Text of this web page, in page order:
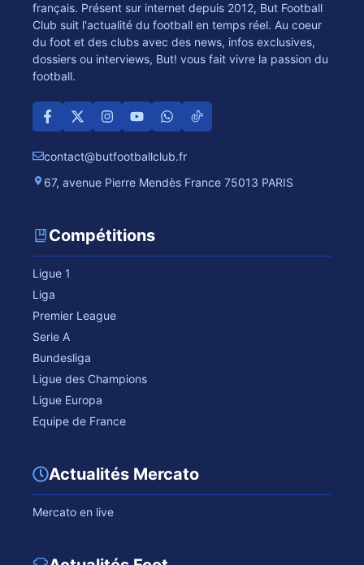
français. Présent sur internet depuis 2012, But Football
Club suit l'actualité du football en temps réel. Au coeur
du foot et des clubs avec des news, infos exclusives,
dossiers ou interviews, But! vous fait vivre la passion du
football.
contact@butfootballclub.fr
67, avenue Pierre Mendès France 75013 PARIS
Compétitions
Ligue 1
Liga
Premier League
Serie A
Bundesliga
Ligue des Champions
Ligue Europa
Equipe de France
Actualités Mercato
Mercato en live